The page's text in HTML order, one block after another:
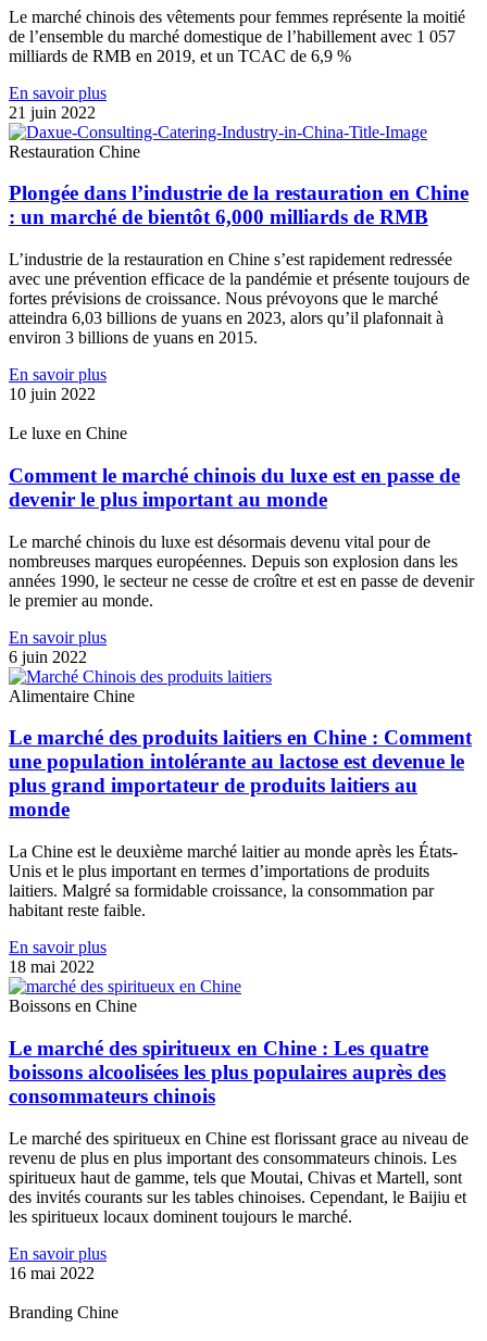
Le marché chinois des vêtements pour femmes représente la moitié
de l’ensemble du marché domestique de l’habillement avec 1 057
milliards de RMB en 2019, et un TCAC de 6,9 %
En savoir plus
21 juin 2022
Restauration Chine
Plongée dans l’industrie de la restauration en Chine
: un marché de bientôt 6,000 milliards de RMB
L’industrie de la restauration en Chine s’est rapidement redressée
avec une prévention efficace de la pandémie et présente toujours de
fortes prévisions de croissance. Nous prévoyons que le marché
atteindra 6,03 billions de yuans en 2023, alors qu’il plafonnait à
environ 3 billions de yuans en 2015.
En savoir plus
10 juin 2022
Le luxe en Chine
Comment le marché chinois du luxe est en passe de
devenir le plus important au monde
Le marché chinois du luxe est désormais devenu vital pour de
nombreuses marques européennes. Depuis son explosion dans les
années 1990, le secteur ne cesse de croître et est en passe de devenir
le premier au monde.
En savoir plus
6 juin 2022
Alimentaire Chine
Le marché des produits laitiers en Chine : Comment
une population intolérante au lactose est devenue le
plus grand importateur de produits laitiers au
monde
La Chine est le deuxième marché laitier au monde après les États-
Unis et le plus important en termes d’importations de produits
laitiers. Malgré sa formidable croissance, la consommation par
habitant reste faible.
En savoir plus
18 mai 2022
Boissons en Chine
Le marché des spiritueux en Chine : Les quatre
boissons alcoolisées les plus populaires auprès des
consommateurs chinois
Le marché des spiritueux en Chine est florissant grace au niveau de
revenu de plus en plus important des consommateurs chinois. Les
spiritueux haut de gamme, tels que Moutai, Chivas et Martell, sont
des invités courants sur les tables chinoises. Cependant, le Baijiu et
les spiritueux locaux dominent toujours le marché.
En savoir plus
16 mai 2022
Branding Chine